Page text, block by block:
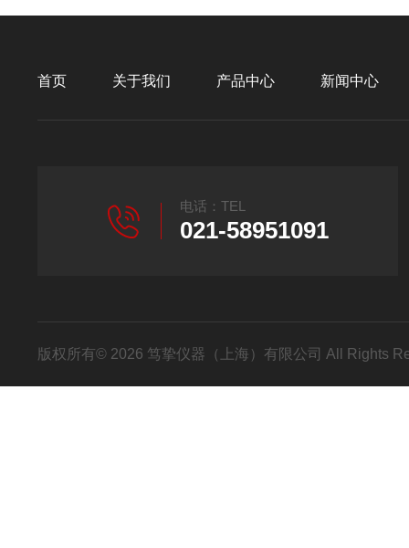
首页 关于我们 产品中心 新闻中心
电话：TEL
021-58951091
版权所有© 2026 笃挚仪器（上海）有限公司 All Rights